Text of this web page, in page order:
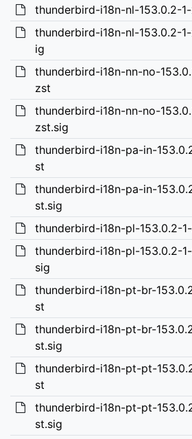
thunderbird-i18n-nl-153.0.2-
thunderbird-i18n-nl-153.0.2-
ig
thunderbird-i18n-nn-no-
zst
thunderbird-i18n-nn-no-
zst.sig
thunderbird-i18n-pa-in-
st
thunderbird-i18n-pa-in-
st.sig
thunderbird-i18n-pl-153.0.2-
thunderbird-i18n-pl-153.0.2-
sig
thunderbird-i18n-pt-br-
st
thunderbird-i18n-pt-br-
st.sig
thunderbird-i18n-pt-pt-
st
thunderbird-i18n-pt-pt-
st.sig